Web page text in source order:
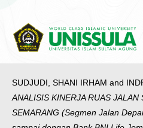
SUDJUDI, SHANI IRHAM and
ANALISIS KINERJA RUAS JALAN
SEMARANG (Segmen Jalan